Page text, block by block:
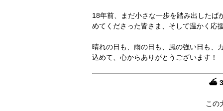
18年前、まだ小さな一歩を踏み出したば
めてくださった皆さま、そして温かく応
晴れの日も、雨の日も、風の強い日も、
込めて、心からありがとうございます！
⛴
この